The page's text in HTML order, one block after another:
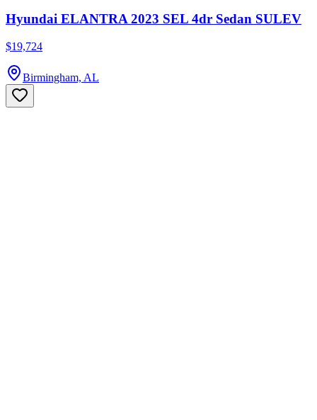
Hyundai ELANTRA 2023 SEL 4dr Sedan SULEV
$19,724
Birmingham, AL